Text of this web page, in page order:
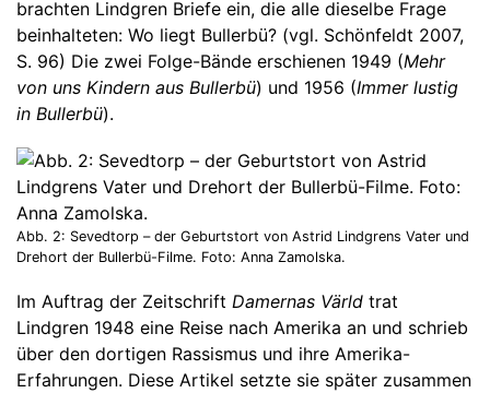
brachten Lindgren Briefe ein, die alle dieselbe Frage
beinhalteten: Wo liegt Bullerbü? (vgl. Schönfeldt 2007,
S. 96) Die zwei Folge-Bände erschienen 1949 (Mehr
von uns Kindern aus Bullerbü) und 1956 (Immer lustig
in Bullerbü).
Abb. 2: Sevedtorp – der Geburtstort von Astrid Lindgrens Vater und
Drehort der Bullerbü-Filme. Foto: Anna Zamolska.
Im Auftrag der Zeitschrift Damernas Värld trat
Lindgren 1948 eine Reise nach Amerika an und schrieb
über den dortigen Rassismus und ihre Amerika-
Erfahrungen. Diese Artikel setzte sie später zusammen